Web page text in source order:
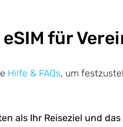
eSIM für
Hilfe & FAQs, um
als Ihr Reiseziel und